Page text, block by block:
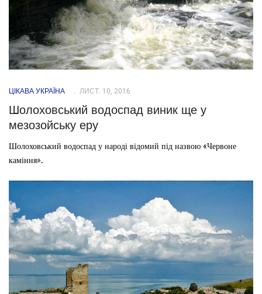
ЦІКАВА УКРАЇНА ЛИСТ. 10, 2016
Шолоховський водоспад виник ще у
мезозойську еру
Шолоховський водоспад у народі відомий під назвою «Червоне
каміння».